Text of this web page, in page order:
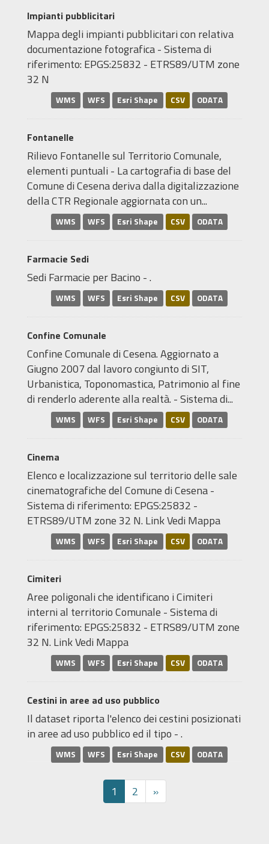
Impianti pubblicitari
Mappa degli impianti pubblicitari con relativa
documentazione fotografica - Sistema di
riferimento: EPGS:25832 - ETRS89/UTM zone
32 N
WMS WFS Esri Shape CSV ODATA
Fontanelle
Rilievo Fontanelle sul Territorio Comunale,
elementi puntuali - La cartografia di base del
Comune di Cesena deriva dalla digitalizzazione
della CTR Regionale aggiornata con un...
WMS WFS Esri Shape CSV ODATA
Farmacie Sedi
Sedi Farmacie per Bacino - .
WMS WFS Esri Shape CSV ODATA
Confine Comunale
Confine Comunale di Cesena. Aggiornato a
Giugno 2007 dal lavoro congiunto di SIT,
Urbanistica, Toponomastica, Patrimonio al fine
di renderlo aderente alla realtà. - Sistema di...
WMS WFS Esri Shape CSV ODATA
Cinema
Elenco e localizzazione sul territorio delle sale
cinematografiche del Comune di Cesena -
Sistema di riferimento: EPGS:25832 -
ETRS89/UTM zone 32 N. Link Vedi Mappa
WMS WFS Esri Shape CSV ODATA
Cimiteri
Aree poligonali che identificano i Cimiteri
interni al territorio Comunale - Sistema di
riferimento: EPGS:25832 - ETRS89/UTM zone
32 N. Link Vedi Mappa
WMS WFS Esri Shape CSV ODATA
Cestini in aree ad uso pubblico
Il dataset riporta l'elenco dei cestini posizionati
in aree ad uso pubblico ed il tipo - .
WMS WFS Esri Shape CSV ODATA
1 2 »